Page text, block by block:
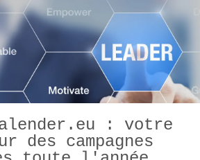
: votre
des campagnes